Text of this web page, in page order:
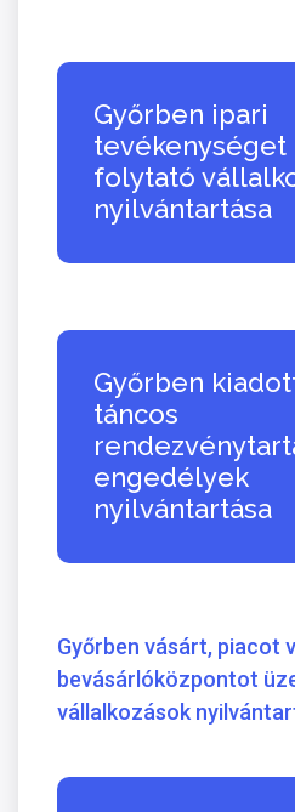
Győrben ipari
tevékenységet
folytató
nyilvántartása
Győrben
táncos
engedélyek
nyilvántartása
Győrben vásárt, piacot
bevásárlóközpontot
vállalkozások